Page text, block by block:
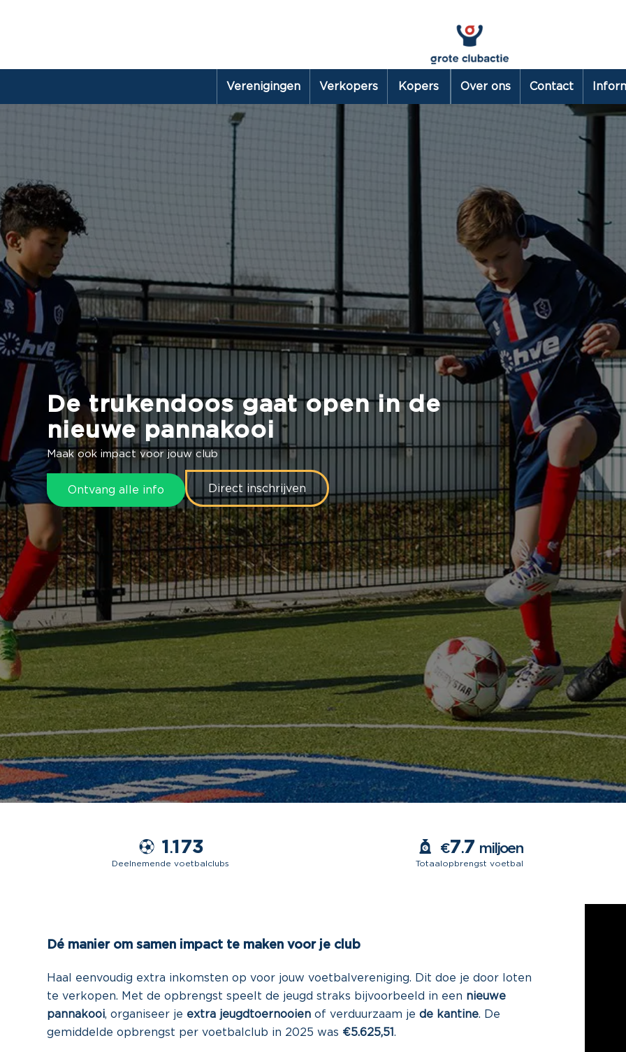
Verenigingen Verkopers Kopers Over ons Contact
De trukendoos gaat open in de
nieuwe pannakooi
Maak ook impact voor jouw club
Ontvang alle info Direct inschrijven
1 .173
Deelnemende voetbalclubs
€7.7 miljoen
Totaalopbrengst voetbal
Dé manier om samen impact te maken voor je club
Haal eenvoudig extra inkomsten op voor jouw voetbalvereniging. Dit doe je door loten
te verkopen. Met de opbrengst speelt de jeugd straks bijvoorbeeld in een nieuwe
pannakooi, organiseer je extra jeugdtoernooien of verduurzaam je de kantine. De
gemiddelde opbrengst per voetbalclub in 2025 was €5.625,51.